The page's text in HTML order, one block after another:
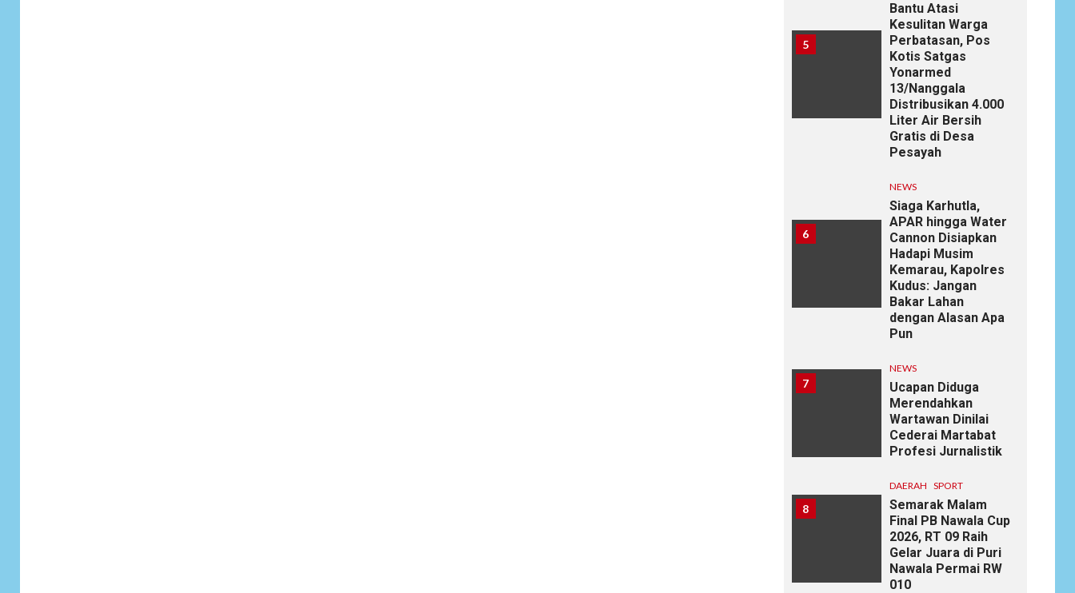
5
Bantu Atasi
Kesulitan Warga
Perbatasan, Pos
Kotis Satgas
Yonarmed
13/Nanggala
Distribusikan 4.000
Liter Air Bersih
Gratis di Desa
Pesayah
6
NEWS
Siaga Karhutla,
APAR hingga Water
Cannon Disiapkan
Hadapi Musim
Kemarau, Kapolres
Kudus: Jangan
Bakar Lahan
dengan Alasan Apa
Pun
7
NEWS
Ucapan Diduga
Merendahkan
Wartawan Dinilai
Cederai Martabat
Profesi Jurnalistik
8
DAERAH SPORT
Semarak Malam
Final PB Nawala Cup
2026, RT 09 Raih
Gelar Juara di Puri
Nawala Permai RW
010